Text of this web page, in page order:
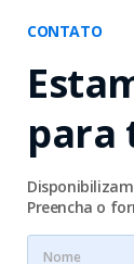
CONTATO
para
Preencha o